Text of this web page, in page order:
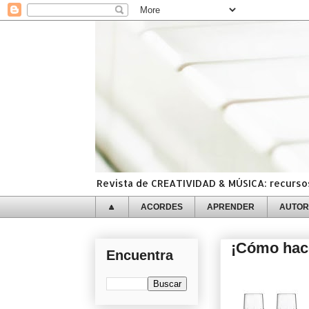
Revista de CREATIVIDAD & MÚSICA:
🔼 ACORDES APRENDER AUTOR
¡Cómo
Encuentra